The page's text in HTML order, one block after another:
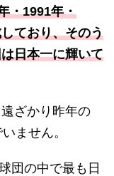
・1991年・
ており、そのう
日本一に輝いて
ざかり昨年の
ません。
団の中で最も日